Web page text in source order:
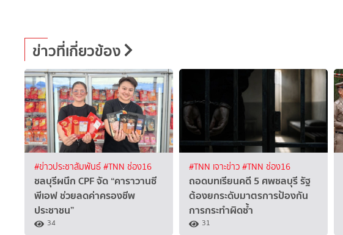
ข่าวที่เกี่ยวข้อง
#ข่าวประชาสัมพันธ์#TNN ช่อง16
ชลบุรีผนึก CPF จัด “คาราวานซี
พีเอฟ ช่วยลดค่าครองชีพ
ประชาชน”
34
#TNN เจาะข่าว#TNN ช่อง16
ถอดบทเรียนคดี 5 ศพชลบุรี รัฐ
ต้องยกระดับมาตรการป้องกัน
การกระทำผิดซ้ำ
31